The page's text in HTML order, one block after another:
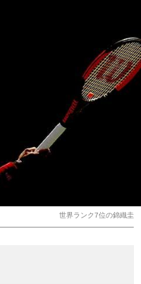
世界ランク7位の錦織圭